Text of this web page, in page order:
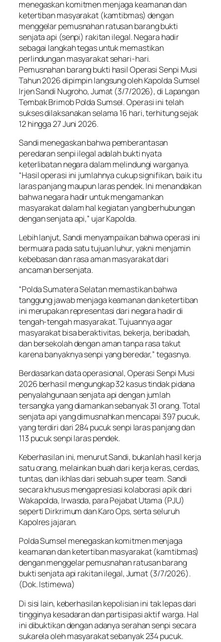
menegaskan komitmen menjaga keamanan dan
ketertiban masyarakat (kamtibmas) dengan
menggelar pemusnahan ratusan barang bukti
senjata api (senpi) rakitan ilegal. Negara hadir
sebagai langkah tegas untuk memastikan
perlindungan masyarakat sehari-hari.
Pemusnahan barang bukti hasil Operasi Senpi Musi
Tahun 2026 dipimpin langsung oleh Kapolda Sumsel
Irjen Sandi Nugroho, Jumat (3/7/2026), di Lapangan
Tembak Brimob Polda Sumsel. Operasi ini telah
sukses dilaksanakan selama 16 hari, terhitung sejak
12 hingga 27 Juni 2026.
Sandi menegaskan bahwa pemberantasan
peredaran senpi ilegal adalah bukti nyata
keterlibatan negara dalam melindungi warganya.
“Hasil operasi ini jumlahnya cukup signifikan, baik itu
laras panjang maupun laras pendek. Ini menandakan
bahwa negara hadir untuk mengamankan
masyarakat dalam hal kegiatan yang berhubungan
dengan senjata api,” ujar Kapolda.
Lebih lanjut, Sandi menyampaikan bahwa operasi ini
bermuara pada satu tujuan luhur, yakni menjamin
kebebasan dan rasa aman masyarakat dari
ancaman bersenjata.
“Polda Sumatera Selatan memastikan bahwa
tanggung jawab menjaga keamanan dan ketertiban
ini merupakan representasi dari negara hadir di
tengah-tengah masyarakat. Tujuannya agar
masyarakat bisa beraktivitas, bekerja, beribadah,
dan bersekolah dengan aman tanpa rasa takut
karena banyaknya senpi yang beredar,” tegasnya.
Berdasarkan data operasional, Operasi Senpi Musi
2026 berhasil mengungkap 32 kasus tindak pidana
penyalahgunaan senjata api dengan jumlah
tersangka yang diamankan sebanyak 31 orang. Total
senjata api yang dimusnahkan mencapai 397 pucuk,
yang terdiri dari 284 pucuk senpi laras panjang dan
113 pucuk senpi laras pendek.
Keberhasilan ini, menurut Sandi, bukanlah hasil kerja
satu orang, melainkan buah dari kerja keras, cerdas,
tuntas, dan ikhlas dari sebuah super team. Sandi
secara khusus mengapresiasi kolaborasi apik dari
Wakapolda, Irwasda, para Pejabat Utama (PJU)
seperti Dirkrimum dan Karo Ops, serta seluruh
Kapolres jajaran.
Polda Sumsel menegaskan komitmen menjaga
keamanan dan ketertiban masyarakat (kamtibmas)
dengan menggelar pemusnahan ratusan barang
bukti senjata api rakitan ilegal, Jumat (3/7/2026).
(Dok. Istimewa)
Di sisi lain, keberhasilan kepolisian ini tak lepas dari
tingginya kesadaran dan partisipasi aktif warga. Hal
ini dibuktikan dengan adanya serahan senpi secara
sukarela oleh masyarakat sebanyak 234 pucuk.